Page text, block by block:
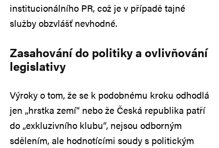
institucionálního PR, což je v případě tajné
služby obzvlášť nevhodné.
Zasahování do politiky a ovlivňování
legislativy
Výroky o tom, že se k podobnému kroku odhodlá
jen „hrstka zemí“ nebo že Česká republika patří
do „exkluzivního klubu“, nejsou odborným
sdělením, ale hodnotícími soudy s politickým